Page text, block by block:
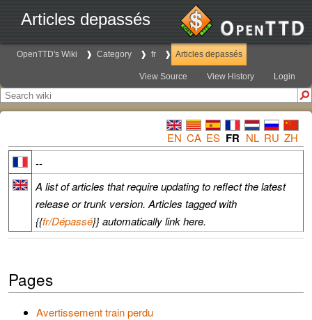
Articles depassés
OpenTTD's Wiki Category fr Articles depassés
View Source View History Login
EN CA ES FR NL RU ZH
--
A list of articles that require updating to reflect the latest
release or trunk version. Articles tagged with
{{fr/Dépassé}} automatically link here.
Pages
Avertissement train perdu